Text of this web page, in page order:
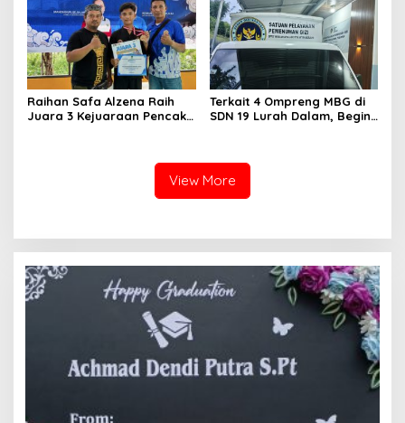
Raihan Safa Alzena Raih
Juara 3 Kejuaraan Pencak
Terkait 4 Ompreng MBG di
SDN 19 Lurah Dalam, Begini
View More